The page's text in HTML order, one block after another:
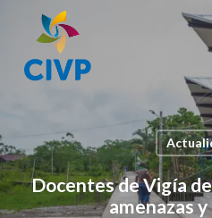
main
content
Docentes de Vigía
amenazas